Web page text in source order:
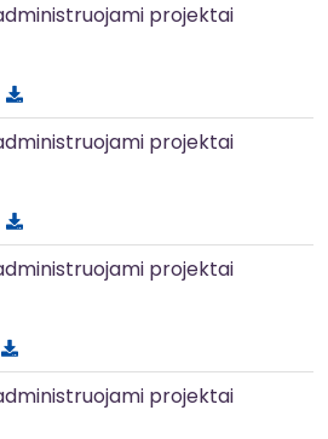
projektai
projektai
projektai
projektai